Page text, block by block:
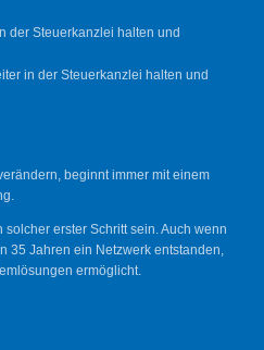
der Steuerkanzlei halten und
in der Steuerkanzlei halten und
beginnt immer mit einem
erster Schritt sein. Auch wenn
35 Jahren ein Netzwerk entstanden,
ermöglicht.